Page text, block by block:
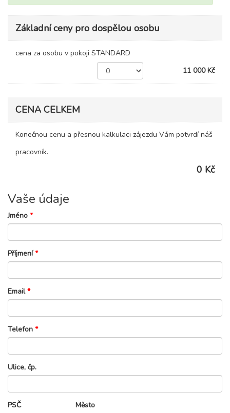
Základní ceny pro dospělou osobu
cena za osobu v pokoji STANDARD
11 000 Kč
CENA CELKEM
Konečnou cenu a přesnou kalkulaci zájezdu Vám potvrdí náš
pracovník.
0 Kč
Vaše údaje
Jméno *
Příjmení*
Email*
Telefon *
Ulice, čp.
PSČ Město